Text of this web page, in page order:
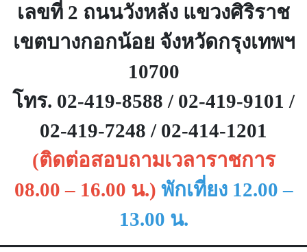
เลขที่ 2 ถนนวังหลัง แขวงศิริราช
เขตบางกอกน้อย จังหวัดกรุงเทพฯ
10700
โทร. 02-419-8588 / 02-419-9101 /
02-419-7248 / 02-414-1201
(ติดต่อสอบถามเวลาราชการ
08.00 – 16.00 น.) พักเที่ยง12.00 –
13.00 น.